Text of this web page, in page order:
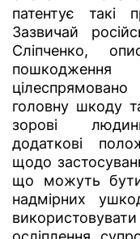
патентує такі
Зазвичай
Сліпченко,
головну шкоду
зорові
додаткові
щодо
що можуть
надмірних